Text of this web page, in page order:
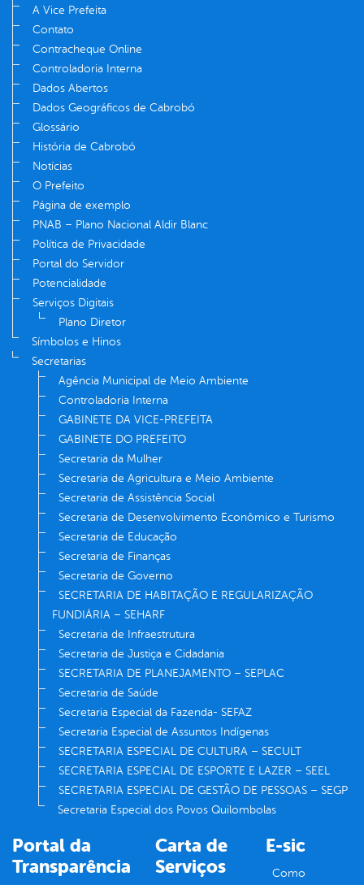
A Vice Prefeita
Contato
Contracheque Online
Controladoria Interna
Dados Abertos
Dados Geográficos de Cabrobó
Glossário
História de Cabrobó
Notícias
O Prefeito
Página de exemplo
PNAB – Plano Nacional Aldir Blanc
Política de Privacidade
Portal do Servidor
Potencialidade
Serviços Digitais
Plano Diretor
Símbolos e Hinos
Secretarias
Agência Municipal de Meio Ambiente
Controladoria Interna
GABINETE DA VICE-PREFEITA
GABINETE DO PREFEITO
Secretaria da Mulher
Secretaria de Agricultura e Meio Ambiente
Secretaria de Assistência Social
Secretaria de Desenvolvimento Econômico e Turismo
Secretaria de Educação
Secretaria de Finanças
Secretaria de Governo
SECRETARIA DE HABITAÇÃO E REGULARIZAÇÃO
FUNDIÁRIA – SEHARF
Secretaria de Infraestrutura
Secretaria de Justiça e Cidadania
SECRETARIA DE PLANEJAMENTO – SEPLAC
Secretaria de Saúde
Secretaria Especial da Fazenda- SEFAZ
Secretaria Especial de Assuntos Indígenas
SECRETARIA ESPECIAL DE CULTURA – SECULT
SECRETARIA ESPECIAL DE ESPORTE E LAZER – SEEL
SECRETARIA ESPECIAL DE GESTÃO DE PESSOAS – SEGP
Secretaria Especial dos Povos Quilombolas
Portal da
Transparência
Carta de
Serviços
E-sic
Como